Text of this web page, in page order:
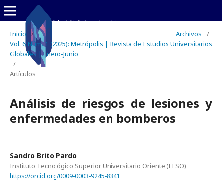
Inicio / Archivos
/
Vol. 6 Núm. 1 (2025): Metrópolis | Revista de Estudios Universitarios
Globales | Enero-Junio
/
Artículos
Análisis de riesgos de lesiones y
enfermedades en bomberos
Sandro Brito Pardo
Instituto Tecnológico Superior Universitario Oriente (ITSO)
https://orcid.org/0009-0003-9245-8341